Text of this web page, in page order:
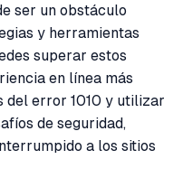
ser un obstáculo
y herramientas
superar estos
en línea más
del error 1010 y utilizar
de seguridad,
a los sitios